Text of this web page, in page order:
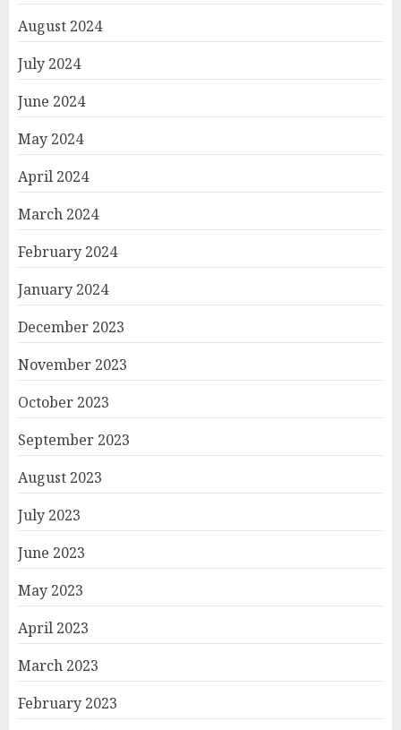
August 2024
July 2024
June 2024
May 2024
April 2024
March 2024
February 2024
January 2024
December 2023
November 2023
October 2023
September 2023
August 2023
July 2023
June 2023
May 2023
April 2023
March 2023
February 2023